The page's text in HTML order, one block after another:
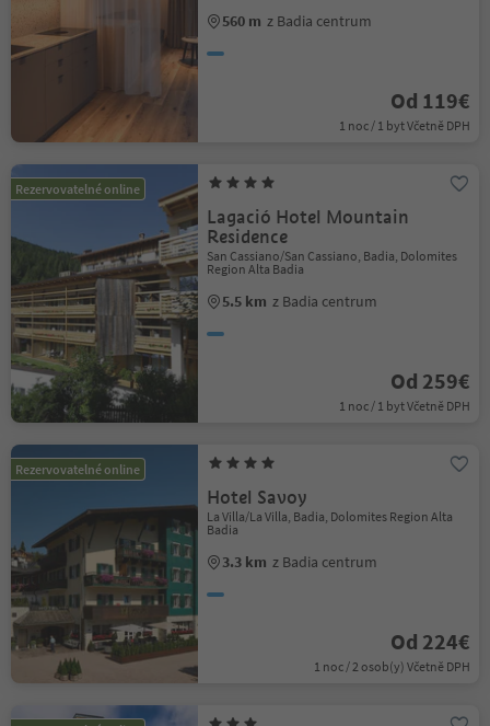
560 m z Badia centrum
Od 119€
1 noc / 1 byt Včetně DPH
Rezervovatelné online
Lagació Hotel Mountain
Residence
San Cassiano/San Cassiano, Badia, Dolomites
Region Alta Badia
5.5 km z Badia centrum
Od 259€
1 noc / 1 byt Včetně DPH
Rezervovatelné online
Hotel Savoy
La Villa/La Villa, Badia, Dolomites Region Alta
Badia
3.3 km z Badia centrum
Od 224€
1 noc / 2 osob(y) Včetně DPH